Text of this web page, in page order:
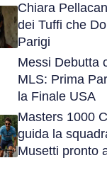
Chiara
dei Tuffi che
Parigi
Messi Debutta
MLS: Prima
la Finale USA
Masters 1000
guida la
Musetti pronto